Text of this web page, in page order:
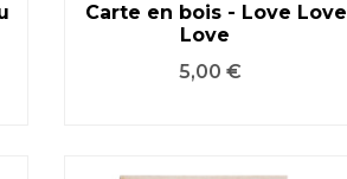
Carte en bois - Love Love
Love
Prix
5,00 €
VOIR LE PRODUIT